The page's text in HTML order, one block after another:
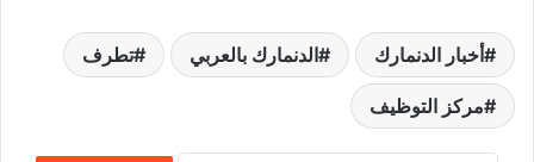
أخبار الدنمارك الدنمارك بالعربي تطرف
مركز التوظيف